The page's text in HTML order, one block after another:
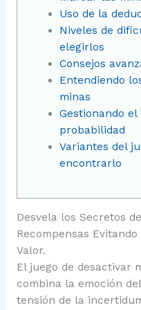
Uso de la
Niveles de
elegirlos
Consejos
Entendiendo
minas
Gestionando el
probabilidad
Variantes del
encontrarlo
Desvela los Secretos
Recompensas
Valor.
El juego de desactivar
combina la emoción
tensión de la